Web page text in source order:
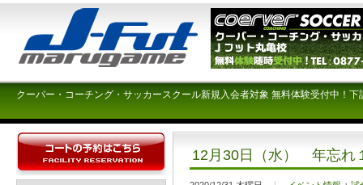
クーバー・コーチング・サッカースクール新規入会者対象 無料体験受付中！
12月30日（水） 年忘れ